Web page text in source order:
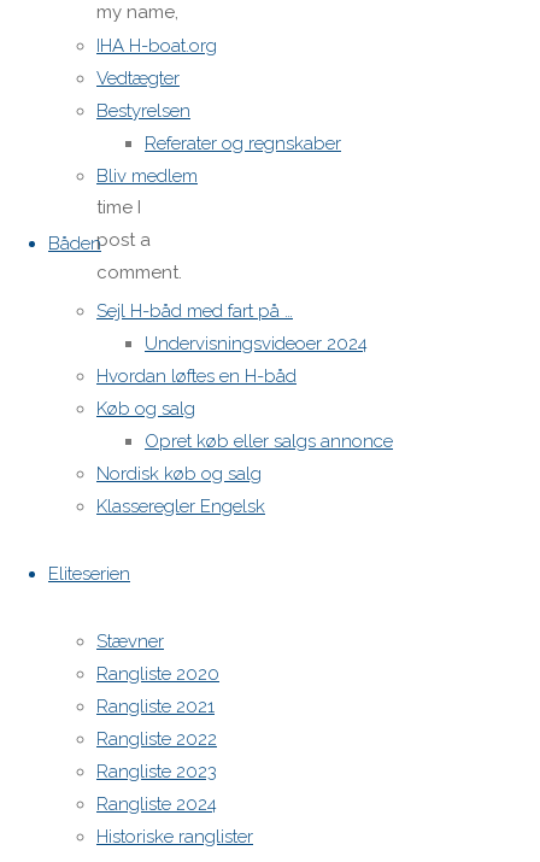
IHA H-boat.org
Vedtægter
Bestyrelsen
Referater og regnskaber
Bliv medlem
Båden
Sejl H-båd med fart på …
Undervisningsvideoer 2024
Hvordan løftes en H-båd
Køb og salg
Opret køb eller salgs annonce
Nordisk køb og salg
Klasseregler Engelsk
Eliteserien
Stævner
Rangliste 2020
Rangliste 2021
Rangliste 2022
Rangliste 2023
Rangliste 2024
Historiske ranglister
my name,
email,
and site
URL in my
browser
for next
time I
post a
comment.
H-båds kalenderen i Europa
Powered by